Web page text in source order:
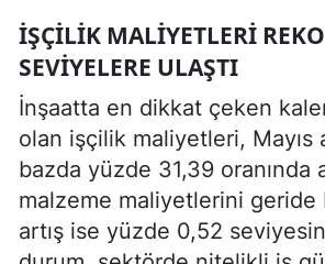
İŞÇILIK MALIYETLERI
SEVIYELERE ULAŞTI
İnşaatta en dikkat çeken
olan işçilik maliyetleri, Mayıs
bazda yüzde 31,39 oranında
malzeme maliyetlerini geride
artış ise yüzde 0,52